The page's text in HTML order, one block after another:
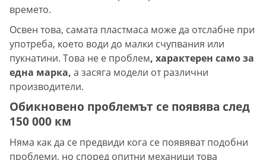
времето.
Освен това, самата пластмаса може да отслабне при
употреба, което води до малки счупвания или
пукнатини. Това не е проблем, характерен само за
една марка, а засяга модели от различни
производители.
Обикновено проблемът се появява след
150 000 км
Няма как да се предвиди кога се появяват подобни
проблеми, но според опитни механици това